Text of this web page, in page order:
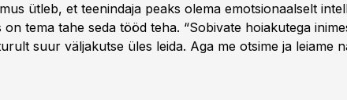
ütleb, et teenindaja peaks olema emotsionaalselt
on tema tahe seda tööd teha. “Sobivate hoiakutega
suur väljakutse üles leida. Aga me otsime ja leiame